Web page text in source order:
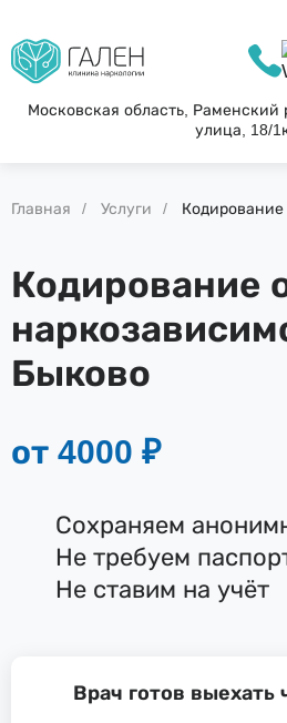
Московская область,
улица, 18/
О КЛИНИКЕ
УСЛУГИ
Главная Услуги
Кодирование
Быково
от 4000 ₽
Сохраняем
Не требуем
Не ставим на учёт
Врач готов выехать